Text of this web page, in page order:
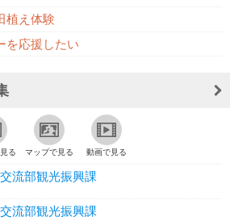
植え体験
を応援したい
る マップで見る 動画で見る
流部観光振興課
流部観光振興課